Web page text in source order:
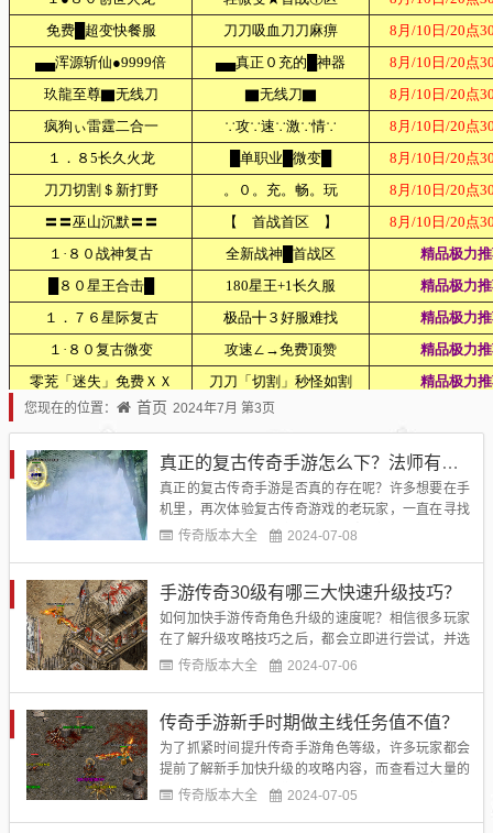
您现在的位置： 首页 2024年7月 第3页
真正的复古传奇手游怎么下？法师有哪些技能？
真正的复古传奇手游是否真的存在呢？许多想要在手
机里，再次体验复古传奇游戏的老玩家，一直在寻找
复古传奇手游。经过专业制作团队的努力，如今我们
师拥有什么技能，下面的攻略介绍就可以带来帮
助。...
传奇版本大全 2024-07-08
手游传奇30级有哪三大快速升级技巧？
如何加快手游传奇角色升级的速度呢？相信很多玩家
在了解升级攻略技巧之后，都会立即进行尝试，并选
择适合自己的方法，而进入30级，如果角色升级的速
分享三大加快升级的技巧，大家不妨进行查看。...
传奇版本大全 2024-07-06
传奇手游新手时期做主线任务值不值？
为了抓紧时间提升传奇手游角色等级，许多玩家都会
提前了解新手加快升级的攻略内容，而查看过大量的
攻略之后，玩家朋友们会发现主线任务是经常提到的
传奇版本大全 2024-07-05